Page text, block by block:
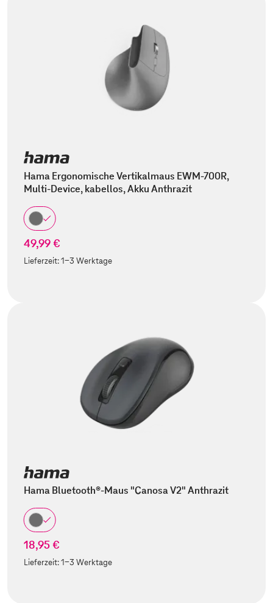
Hama Ergonomische Vertikalmaus EWM-700R,
Multi-Device, kabellos, Akku Anthrazit
49,99 €
Lieferzeit:1-3 Werktage
Hama Bluetooth®-Maus "Canosa V2" Anthrazit
18,95 €
Lieferzeit:1-3 Werktage